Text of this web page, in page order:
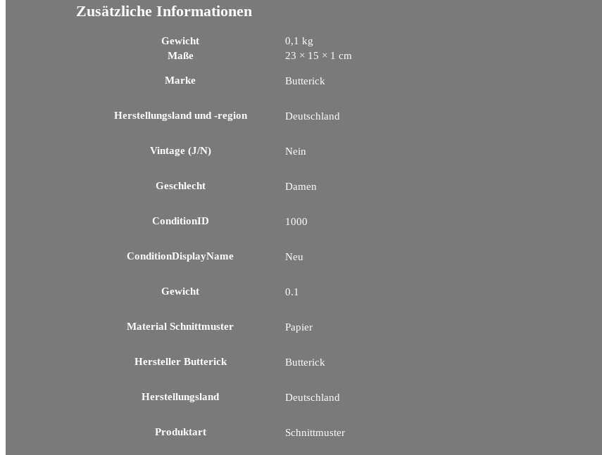
Zusätzliche Informationen
Gewicht
0,1 kg
Maße
23 × 15 × 1 cm
Marke Butterick
Herstellungsland und -region Deutschland
Vintage (J/N) Nein
Geschlecht Damen
ConditionID 1000
ConditionDisplayName Neu
Gewicht 0.1
Material Schnittmuster Papier
Hersteller Butterick Butterick
Herstellungsland Deutschland
Produktart Schnittmuster